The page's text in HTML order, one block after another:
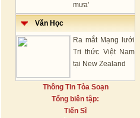
mưa'
Văn Học
Ra mắt Mạng lưới
Tri thức Việt Nam
tại New Zealand
Thông Tin Tòa Soạn
Tổng biên tập:
Tiến Sĩ